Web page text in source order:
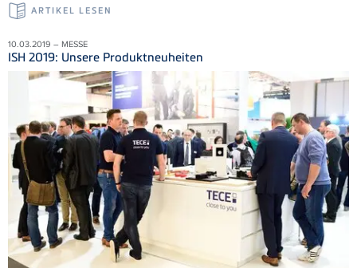
ARTIKEL LESEN
10.03.2019 – MESSE
ISH 2019: Unsere Produktneuheiten